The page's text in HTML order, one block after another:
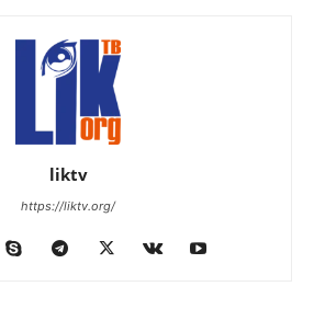
liktv
https://liktv.org/